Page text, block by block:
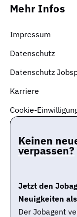
Mehr Infos
Impressum
Datenschutz
Datenschutz
Karriere
Cookie-
Keinen
verpassen?
Jetzt den
Neuigkeiten
Der Jobagent